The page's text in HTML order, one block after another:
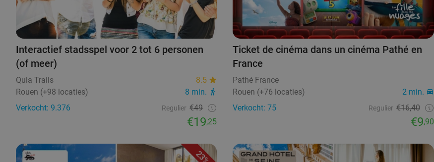
Interactief stadsspel voor 2 tot 6 personen
(of meer)
Qula Trails
8.5
Rouen (+98 locaties)
8 min.
Verkocht: 9.376
Regulier €49
€19,25
Ticket de cinéma dans un cinéma Pathé en
France
Pathé France
Rouen (+76 locaties)
2 min.
Verkocht: 75
Regulier €16,40
€9,90
23%